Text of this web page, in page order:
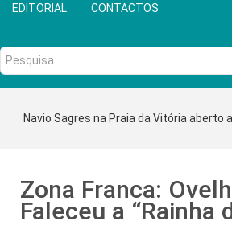
EDITORIAL CONTACTOS
Pesquisa...
Navio Sagres na Praia da Vitória aberto
Zona Franca:
Faleceu a “Rainha